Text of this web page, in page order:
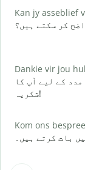
Kan jy asseblief
کر سکتے ہیں؟
Dankie vir jou
مدد کے لیے آپ کا
شکریہ!
Kom ons
بات کرتے ہیں۔